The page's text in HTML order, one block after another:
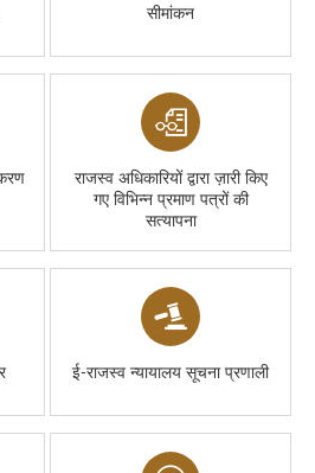
सीमांकन
राजस्व अधिकारियों द्वारा ज़ारी किए
गए विभिन्न प्रमाण पत्रों की
सत्यापना
ई-राजस्व न्यायालय सूचना प्रणाली